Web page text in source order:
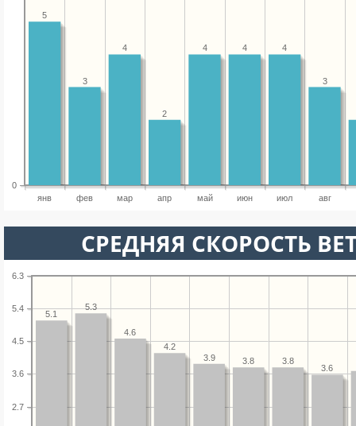
янв фев мар апр май июн июл авг
0
3
4
4
4
2
4
3
5
СРЕДНЯЯ СКОРОСТЬ
2.7
3.6
4.5
5.4
6.3
3.6
3.8
3.8
3.9
4.2
4.6
5.3
5.1